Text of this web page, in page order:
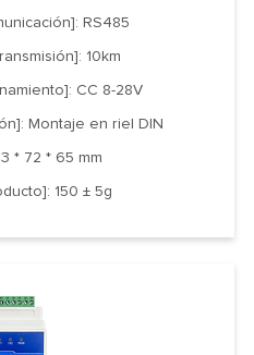
RS485
10km
CC 8-28V
Montaje en riel DIN
* 72 * 65 mm
150 ± 5g